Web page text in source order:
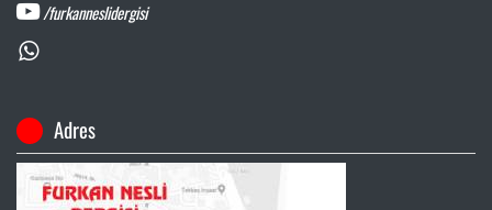
/furkanneslidergisi
Adres